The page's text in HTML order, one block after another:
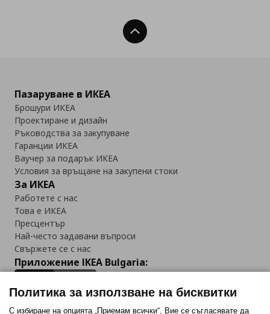
Нагоре
Пазаруване в ИКЕА
Брошури ИКЕА
Проектиране и дизайн
Ръководства за закупуване
Гаранции ИКЕА
Ваучер за подарък ИКЕА
Условия за връщане на закупени стоки
За ИКЕА
Работете с нас
Това е ИКЕА
Пресцентър
Най-често задавани въпроси
Свържете се с нас
Приложение IKEA Bulgaria:
Политика за използване на бисквитки
С избиране на опцията „Приемам всички“, Вие се съгласявате да